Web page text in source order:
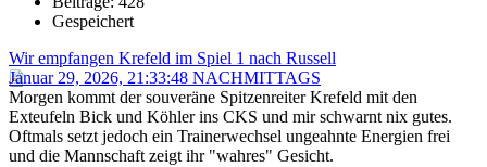
Gespeichert
Wir empfangen Krefeld im Spiel 1 nach Russell
Januar 29, 2026, 21:33:48 NACHMITTAGS
Morgen kommt der souveräne Spitzenreiter Krefeld mit den
Exteufeln Bick und Köhler ins CKS und mir schwarnt nix gutes.
Oftmals setzt jedoch ein Trainerwechsel ungeahnte Energien frei
und die Mannschaft zeigt ihr "wahres" Gesicht.